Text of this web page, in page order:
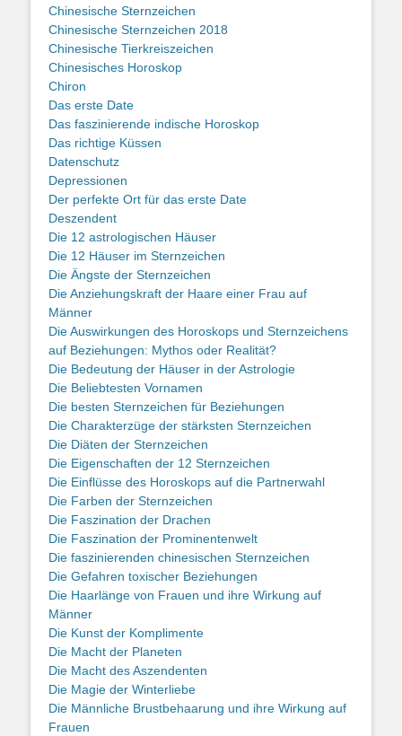
Chinesische Sternzeichen
Chinesische Sternzeichen 2018
Chinesische Tierkreiszeichen
Chinesisches Horoskop
Chiron
Das erste Date
Das faszinierende indische Horoskop
Das richtige Küssen
Datenschutz
Depressionen
Der perfekte Ort für das erste Date
Deszendent
Die 12 astrologischen Häuser
Die 12 Häuser im Sternzeichen
Die Ängste der Sternzeichen
Die Anziehungskraft der Haare einer Frau auf
Männer
Die Auswirkungen des Horoskops und Sternzeichens
auf Beziehungen: Mythos oder Realität?
Die Bedeutung der Häuser in der Astrologie
Die Beliebtesten Vornamen
Die besten Sternzeichen für Beziehungen
Die Charakterzüge der stärksten Sternzeichen
Die Diäten der Sternzeichen
Die Eigenschaften der 12 Sternzeichen
Die Einflüsse des Horoskops auf die Partnerwahl
Die Farben der Sternzeichen
Die Faszination der Drachen
Die Faszination der Prominentenwelt
Die faszinierenden chinesischen Sternzeichen
Die Gefahren toxischer Beziehungen
Die Haarlänge von Frauen und ihre Wirkung auf
Männer
Die Kunst der Komplimente
Die Macht der Planeten
Die Macht des Aszendenten
Die Magie der Winterliebe
Die Männliche Brustbehaarung und ihre Wirkung auf
Frauen